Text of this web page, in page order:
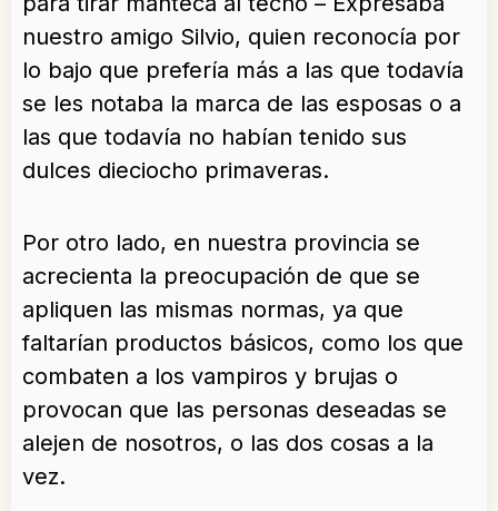
nuestro amigo Silvio, quien reconocía por
lo bajo que prefería más a las que todavía
se les notaba la marca de las esposas o a
las que todavía no habían tenido sus
dulces dieciocho primaveras.
Por otro lado, en nuestra provincia se
acrecienta la preocupación de que se
apliquen las mismas normas, ya que
faltarían productos básicos, como los que
combaten a los vampiros y brujas o
provocan que las personas deseadas se
alejen de nosotros, o las dos cosas a la
vez.